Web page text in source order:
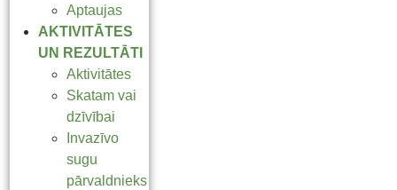
Aptaujas
AKTIVITĀTES
UN REZULTĀTI
Aktivitātes
Skatam vai
dzīvībai
Invazīvo
sugu
pārvaldnieks